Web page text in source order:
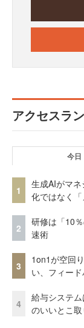
アクセスラ
今日
1
生成AIがマ
化ではなく「
2
研修は「10
速術
3
1on1が空回
い、フィー
4
給与システ
のいいとこ